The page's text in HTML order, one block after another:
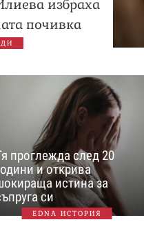
избраха
почивка
проглежда след 20
и открива
истина за
си
EDNA ИСТОРИЯ